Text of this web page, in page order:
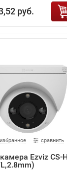
руб.
избранное сравнить
Ezviz CS-